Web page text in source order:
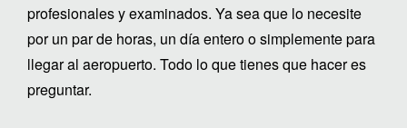
profesionales y examinados. Ya sea que lo necesite
por un par de horas, un día entero o simplemente para
llegar al aeropuerto. Todo lo que tienes que hacer es
preguntar.